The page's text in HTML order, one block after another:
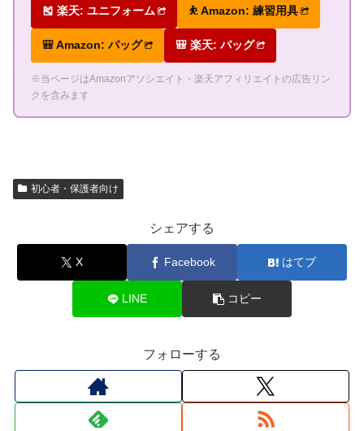
🎽 楽天: ユニフォーム ⛹ Amazon: 練習用具
🎒 Amazon: バッグ 🎒 楽天: バッグ
※当ページはAmazonアソシエイト・楽天アフィリエイトの広告リン
クを含みます
初心者・保護者向け
シェアする
X Facebook はてブ
LINE コピー
フォローする